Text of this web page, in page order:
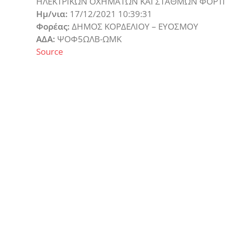
Ημ/νια: 17/12/2021 10:39:31
Φορέας: ΔΗΜΟΣ ΚΟΡΔΕΛΙΟΥ – ΕΥΟΣΜΟΥ
ΑΔΑ: ΨΟΦ5ΩΛΒ-ΩΜΚ
Source